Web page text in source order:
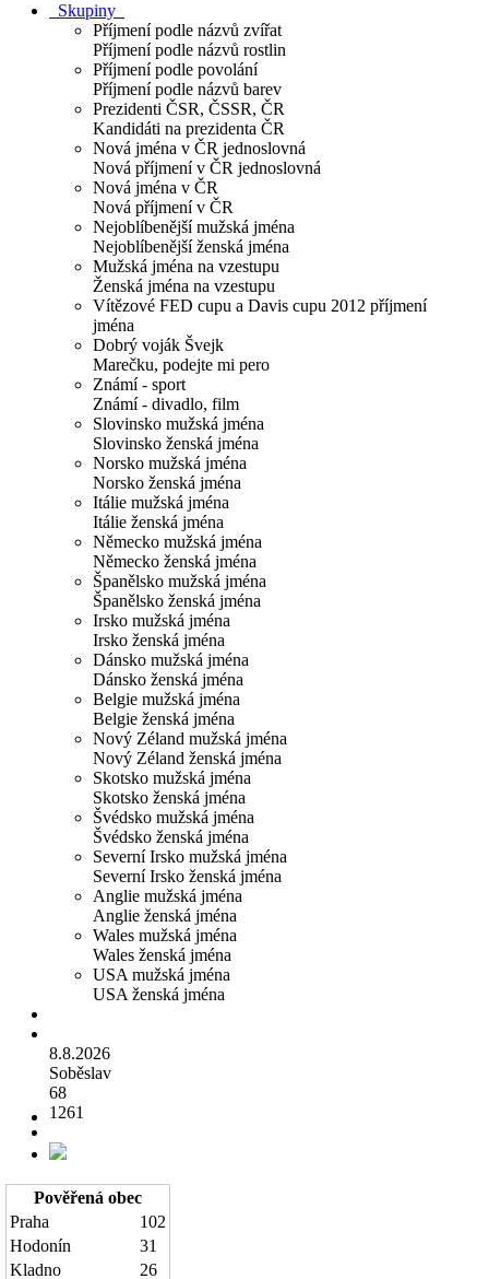
Skupiny
Příjmení podle názvů zvířat
Příjmení podle názvů rostlin
Příjmení podle povolání
Příjmení podle názvů barev
Prezidenti ČSR, ČSSR, ČR
Kandidáti na prezidenta ČR
Nová jména v ČR jednoslovná
Nová příjmení v ČR jednoslovná
Nová jména v ČR
Nová příjmení v ČR
Nejoblíbenější mužská jména
Nejoblíbenější ženská jména
Mužská jména na vzestupu
Ženská jména na vzestupu
Vítězové FED cupu a Davis cupu 2012 příjmení
jména
Dobrý voják Švejk
Marečku, podejte mi pero
Známí - sport
Známí - divadlo, film
Slovinsko mužská jména
Slovinsko ženská jména
Norsko mužská jména
Norsko ženská jména
Itálie mužská jména
Itálie ženská jména
Německo mužská jména
Německo ženská jména
Španělsko mužská jména
Španělsko ženská jména
Irsko mužská jména
Irsko ženská jména
Dánsko mužská jména
Dánsko ženská jména
Belgie mužská jména
Belgie ženská jména
Nový Zéland mužská jména
Nový Zéland ženská jména
Skotsko mužská jména
Skotsko ženská jména
Švédsko mužská jména
Švédsko ženská jména
Severní Irsko mužská jména
Severní Irsko ženská jména
Anglie mužská jména
Anglie ženská jména
Wales mužská jména
Wales ženská jména
USA mužská jména
USA ženská jména
8.8.2026
Soběslav
68
1261
Pověřená obec
Praha
102
Hodonín
31
Kladno
26